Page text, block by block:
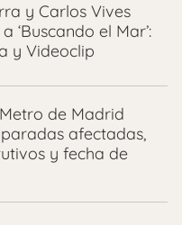
y Carlos Vives
‘Buscando el Mar’:
y Videoclip
de Madrid
afectadas,
y fecha de